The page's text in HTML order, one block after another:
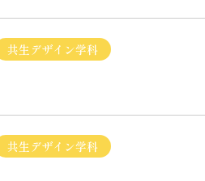
共生デザイン学科
共生デザイン学科